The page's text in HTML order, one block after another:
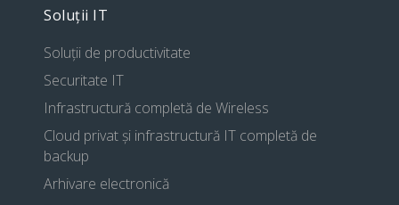
Soluții IT
Soluții de productivitate
Securitate IT
Infrastructură completă de Wireless
Cloud privat și infrastructură IT completă de
backup
Arhivare electronică